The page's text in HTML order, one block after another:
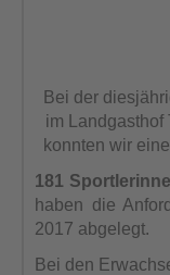
Bei der
im Landgasthof
konnten wir
181
haben die
2017 abgelegt.
Bei den